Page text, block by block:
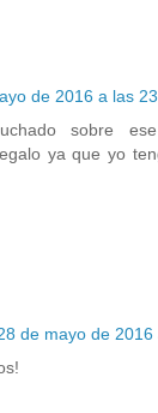
de 2016 a las
sobre
ya que yo
de mayo de 2016